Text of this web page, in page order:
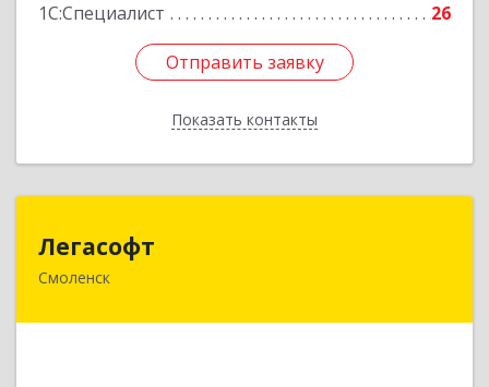
1С:Специалист
26
Отправить заявку
Показать контакты
Отправить заявку
Назад
Легасофт
Смоленск214018, Смоленская обл, Смоленск г, Ново-